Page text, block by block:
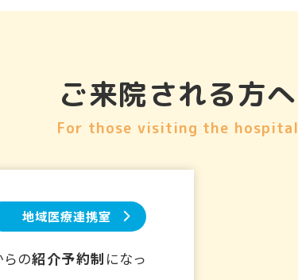
ご来院される方へ
For those visiting the hospital
地域医療連携室
らの紹介予約制 になっ